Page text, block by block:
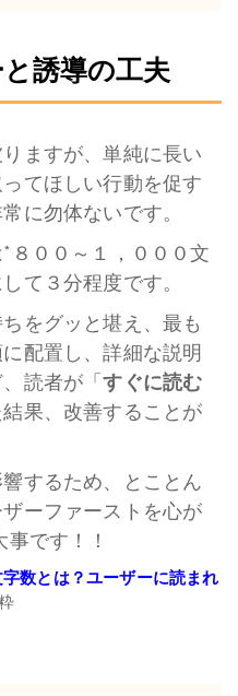
誘導の工夫
ますが、単純に長い
てほしい行動を促す
に勿体ないです。
８００～１，０００文
て３分程度です。
をグッと堪え、最も
配置し、詳細な説明
読者が「すぐに読む
果、改善することが
するため、とことん
ーファーストを心が
事です！！
数とは？ユーザーに読まれ